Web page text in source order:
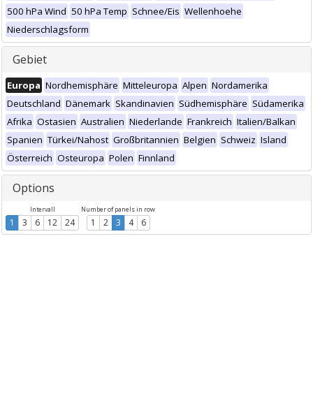
500 hPa Wind 50 hPa Temp Schnee/Eis Wellenhoehe
Niederschlagsform
Gebiet
Europa Nordhemisphäre Mitteleuropa Alpen Nordamerika
Deutschland Dänemark Skandinavien Südhemisphäre Südamerika
Afrika Ostasien Australien Niederlande Frankreich Italien/Balkan
Spanien Türkei/Nahost Großbritannien Belgien Schweiz Island
Österreich Osteuropa Polen Finnland
Options
Intervall
1 3 6 12 24
Number of panels in row
1 2 3 4 6